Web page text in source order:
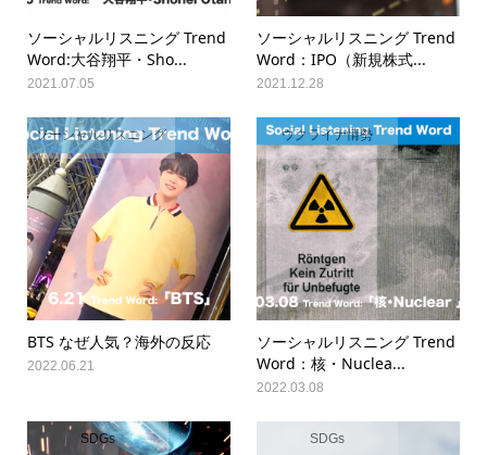
ソーシャルリスニング Trend
Word:大谷翔平・Sho...
2021.07.05
ソーシャルリスニング Trend
Word：IPO（新規株式...
2021.12.28
ソーシャルリスニング
BTS なぜ人気？海外の反応
2022.06.21
ウクライナ情勢
ソーシャルリスニング Trend
Word：核・Nuclea...
2022.03.08
SDGs SDGs